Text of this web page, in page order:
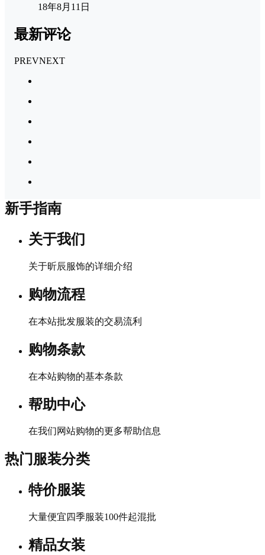
18年8月11日
最新评论
PREVNEXT
新手指南
关于我们
关于昕辰服饰的详细介绍
购物流程
在本站批发服装的交易流利
购物条款
在本站购物的基本条款
帮助中心
在我们网站购物的更多帮助信息
热门服装分类
特价服装
大量便宜四季服装100件起混批
精品女装